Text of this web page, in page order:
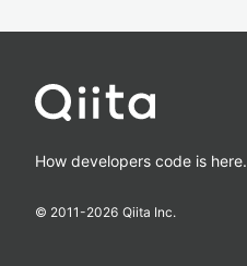
How developers code is here.
© 2011-2026 Qiita Inc.